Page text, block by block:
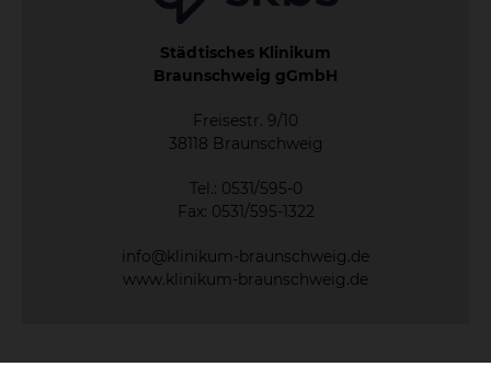
Städtisches Klinikum
Braunschweig gGmbH
Freisestr. 9/10
38118 Braunschweig
Tel.: 0531/595-0
Fax: 0531/595-1322
info@klinikum-braunschweig.de
www.klinikum-braunschweig.de